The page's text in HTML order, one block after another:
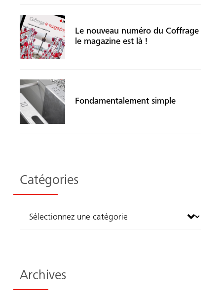
Le nouveau numéro du Coffrage
le magazine est là !
Fondamentalement simple
Catégories
Archives